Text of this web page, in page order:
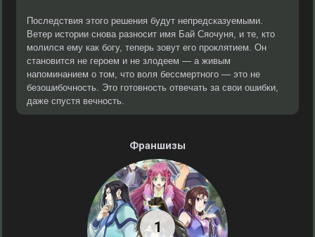
Последствия этого решения будут непредсказуемыми.
Ветер истории снова разносит имя Бай Сяочуня, и те, кто
молился ему как богу, теперь зовут его проклятием. Он
становится не героем и не злодеем — а живым
напоминанием о том, что воля бессмертного — это не
безошибочность. Это готовность отвечать за свои ошибки,
даже спустя вечность.
Франшизы